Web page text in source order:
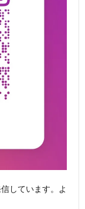
しています。よ